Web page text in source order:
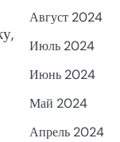
Август 2024
Июль 2024
Июнь 2024
Май 2024
Апрель 2024